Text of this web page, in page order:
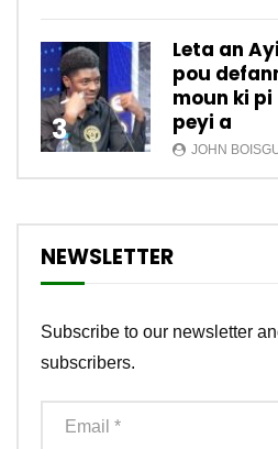
3
Leta an
pou
moun ki
peyi a
JOHN
NEWSLETTER
Subscribe to our newsletter
subscribers.